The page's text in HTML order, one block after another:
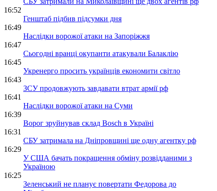
16:52
Генштаб підбив підсумки дня
16:49
Наслідки ворожої атаки на Запоріжжя
16:47
Сьогодні вранці окупанти атакували Балаклію
16:45
Укренерго просить українців економити світло
16:43
ЗСУ продовжують завдавати втрат армії рф
16:41
Наслідки ворожої атаки на Суми
16:39
Ворог зруйнував склад Bosch в Україні
16:31
СБУ затримала на Дніпровщині ще одну агентку рф
16:29
У США бачать покращення обміну розвідданими з
Україною
16:25
Зеленський не планує повертати Федорова до